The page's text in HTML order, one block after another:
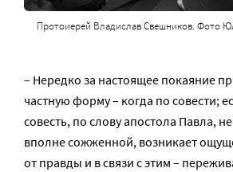
Протоиерей Владислав Свешников. Фото
– Нередко за настоящее покаяние
частную форму – когда по совести;
совесть, по слову апостола Павла,
вполне сожженной, возникает
от правды и в связи с этим –